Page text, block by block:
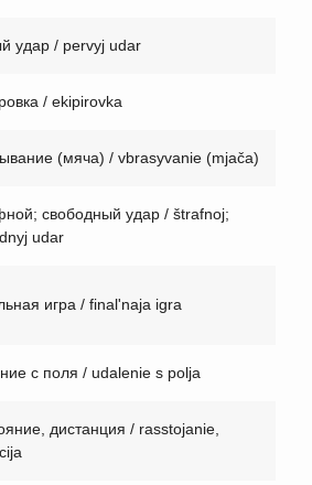
удар / pervyj udar
/ ekipirovka
(мяча) / vbrasyvanie (mjača)
свободный удар / štrafnoj;
udar
игра / final'naja igra
с поля / udalenie s polja
дистанция / rasstojanie,